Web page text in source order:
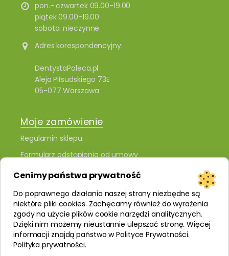
pon.- czwartek 09.00-19.00
piątek 09.00-19.00
sobota: nieczynne
Adres korespondencyjny:
DentystaPoleca.pl
Aleja Piłsudskiego 73E
05-077 Warszawa
Moje zamówienie
Regulamin sklepu
Formularz odstąpienia od umowy
Polityka prywatności i plików cookies
Cenimy państwa prywatność
Do poprawnego działania naszej strony niezbędne są
niektóre pliki cookies. Zachęcamy również do wyrażenia
zgody na użycie plików cookie narzędzi analitycznych.
Dzięki nim możemy nieustannie ulepszać stronę. Więcej
informacji znajdą państwo w Polityce Prywatności.
Polityka prywatności.